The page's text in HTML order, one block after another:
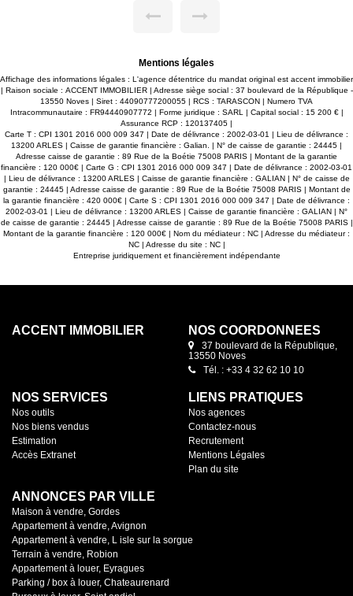
au questionnaire reçu par mail, nous traiterons votre
Mentions légales
Affichage des informations légales : L'agence détentrice du mandat original est accent immobilier
| Raison sociale : ACCENT IMMOBILIER | Adresse siège social : 37 boulevard de la République -
13550 Noves | Siret : 44090777200055 | RCS : TARASCON | Numero TVA
Intracommunautaire : FR94440907772 | Forme juridique : SARL | Capital social : 15 200 € |
Assurance RCP : 120137405 |
Carte T : CPI 1301 2016 000 009 347 | Date de délivrance : 2002-03-01 | Lieu de délivrance :
13200 ARLES | Caisse de garantie financière : Galian. | N° de caisse de garantie : 24445 |
Adresse caisse de garantie : 89 Rue de la Boétie 75008 PARIS | Montant de la garantie
financière : 120 000€ | Carte G : CPI 1301 2016 000 009 347 | Date de délivrance : 2002-03-01
| Lieu de délivrance : 13200 ARLES | Caisse de garantie financière : GALIAN | N° de caisse de
garantie : 24445 | Adresse caisse de garantie : 89 Rue de la Boétie 75008 PARIS | Montant de
la garantie financière : 420 000€ | Carte S : CPI 1301 2016 000 009 347 | Date de délivrance :
2002-03-01 | Lieu de délivrance : 13200 ARLES | Caisse de garantie financière : GALIAN | N°
de caisse de garantie : 24445 | Adresse caisse de garantie : 89 Rue de la Boétie 75008 PARIS |
Montant de la garantie financière : 120 000€ | Nom du médiateur : NC | Adresse du médiateur :
NC | Adresse du site : NC |
Entreprise juridiquement et financièrement indépendante
ACCENT IMMOBILIER NOS COORDONNÉES
37 boulevard de la République,
13550 Noves
Tél. : +33 4 32 62 10 10
NOS SERVICES
Nos outils
Nos biens vendus
Estimation
Accès Extranet
LIENS PRATIQUES
Nos agences
Contactez-nous
Recrutement
Mentions Légales
Plan du site
ANNONCES PAR VILLE
Maison à vendre, Gordes
Appartement à vendre, Avignon
Appartement à vendre, L isle sur la sorgue
Terrain à vendre, Robion
Appartement à louer, Eyragues
Parking / box à louer, Chateaurenard